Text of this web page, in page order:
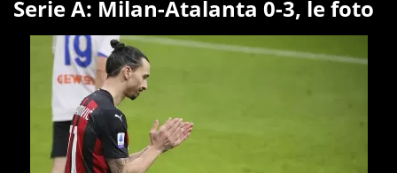
Serie A: Milan-Atalanta 0-3, le foto